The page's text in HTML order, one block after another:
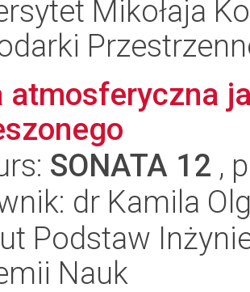
Mikołaja
atmosferyczna
SONATA 12 ,
dr Kamila
Podstaw
Nauk